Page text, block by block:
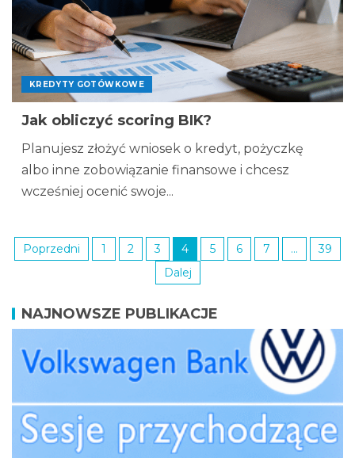
KREDYTY GOTÓWKOWE
Jak obliczyć scoring BIK?
Planujesz złożyć wniosek o kredyt, pożyczkę
albo inne zobowiązanie finansowe i chcesz
wcześniej ocenić swoje...
Poprzedni 1 2 3 4 5 6 7 …
39
Dalej
NAJNOWSZE PUBLIKACJE